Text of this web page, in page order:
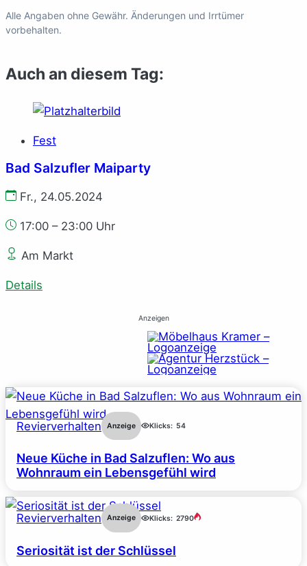
Alle Angaben ohne Gewähr. Änderungen und Irrtümer
vorbehalten.
Auch an diesem Tag:
Fest
Bad Salzufler Maiparty
Fr., 24.05.2024
17:00 – 23:00 Uhr
Am Markt
Details
Anzeigen
Revierverhalten Anzeige Klicks: 54
Neue Küche in Bad Salzuflen: Wo aus
Wohnraum ein Lebensgefühl wird
Revierverhalten Anzeige Klicks: 2790
Seriosität ist der Schlüssel